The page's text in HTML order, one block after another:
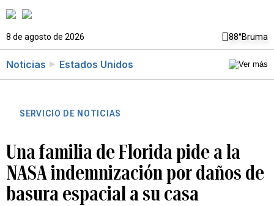
8 de agosto de 2026 88°Bruma
Noticias Estados Unidos
SERVICIO DE NOTICIAS
Una familia de Florida pide a la
NASA indemnización por daños de
basura espacial a su casa